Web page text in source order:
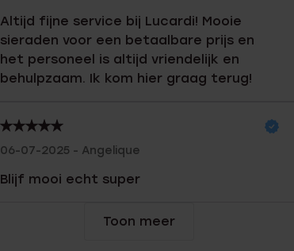
Altijd fijne service bij Lucardi! Mooie
sieraden voor een betaalbare prijs en
het personeel is altijd vriendelijk en
behulpzaam. Ik kom hier graag terug!
06-07-2025 - Angelique
Blijf mooi echt super
Toon meer